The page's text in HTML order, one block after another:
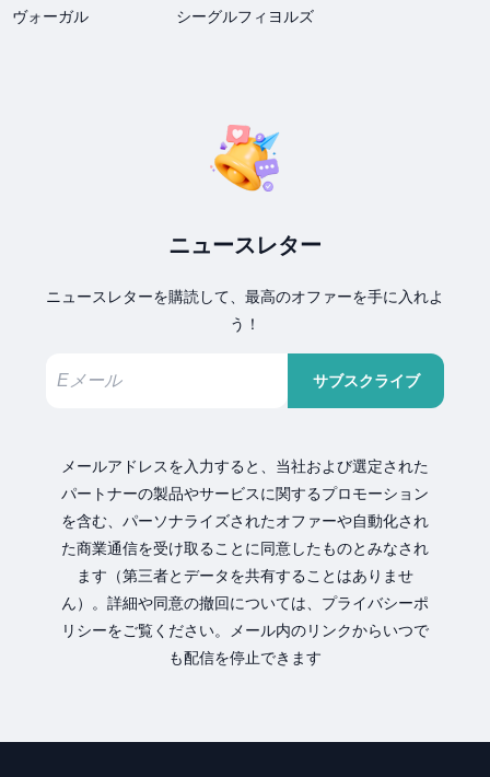
ヴォーガル
シーグルフィヨルズル
ニュースレター
ニュースレターを購読して、最高のオファーを手に入れよ
う！
サブスクライブ
メールアドレスを入力すると、当社および選定された
パートナーの製品やサービスに関するプロモーション
を含む、パーソナライズされたオファーや自動化され
た商業通信を受け取ることに同意したものとみなされ
ます（第三者とデータを共有することはありませ
ん）。詳細や同意の撤回については、プライバシーポ
リシーをご覧ください。メール内のリンクからいつで
も配信を停止できます